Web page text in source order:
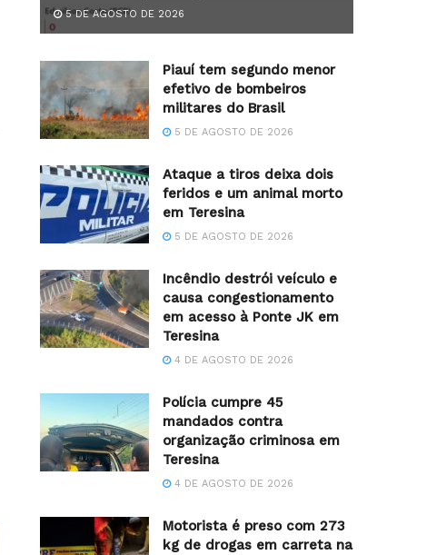
5 DE AGOSTO DE 2026
Piauí tem segundo menor
efetivo de bombeiros
militares do Brasil
5 DE AGOSTO DE 2026
Ataque a tiros deixa dois
feridos e um animal morto
em Teresina
5 DE AGOSTO DE 2026
Incêndio destrói veículo e
causa congestionamento
em acesso à Ponte JK em
Teresina
4 DE AGOSTO DE 2026
Polícia cumpre 45
mandados contra
organização criminosa em
Teresina
4 DE AGOSTO DE 2026
Motorista é preso com 273
kg de drogas em carreta na